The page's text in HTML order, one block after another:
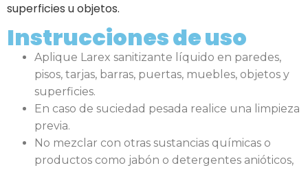
superficies u objetos.
Instrucciones de uso
Aplique Larex sanitizante líquido en paredes,
pisos, tarjas, barras, puertas, muebles, objetos y
superficies.
En caso de suciedad pesada realice una limpieza
previa.
No mezclar con otras sustancias químicas o
productos como jabón o detergentes anióticos,